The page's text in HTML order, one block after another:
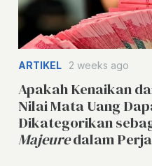
ARTIKEL 2 weeks ago
Apakah Kenaikan
Nilai Mata Uang
Dikategorikan
Majeuredalam